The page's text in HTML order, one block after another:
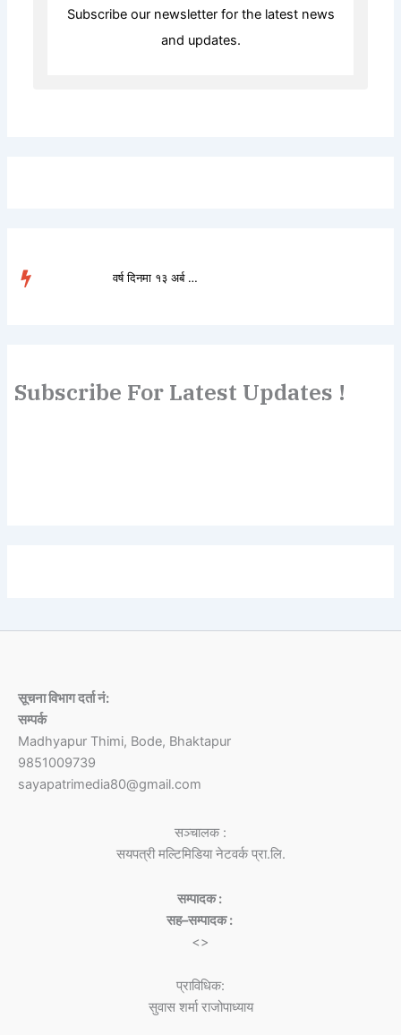
Subscribe our newsletter for the latest news
and updates.
वर्ष दिनमा १३ अर्ब ७७ क�...
Subscribe For Latest Updates !
सूचना विभाग दर्ता नं:
सम्पर्क
Madhyapur Thimi, Bode, Bhaktapur
9851009739
sayapatrimedia80@gmail.com
सञ्चालक :
सयपत्री मल्टिमिडिया नेटवर्क प्रा.लि.
सम्पादक :
सह–सम्पादक :
<>
प्राविधिक:
सुवास शर्मा राजोपाध्याय